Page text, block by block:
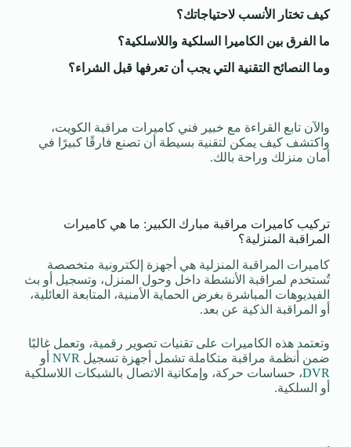
كيف تختار الأنسب لاحتياجاتك؟
ما الفرق بين الكاميرا السلكية واللاسلكية؟
وما النصائح التقنية التي يجب أن تعرفها قبل الشراء؟
والآن تابع القراءة مع خبير فني كاميرات مراقبة الكويت،
واكتشف كيف يمكن لتقنية بسيطة أن تصنع فارقًا كبيرًا في
أمان منزلك وراحة بالك.
تركيب كاميرات مراقبة مبارك الكبير: ما هي كاميرات
المراقبة المنزلية؟
كاميرات المراقبة المنزلية هي أجهزة إلكترونية متخصصة
تُستخدم لمراقبة الأنشطة داخل وحول المنزل، وتسجيل أو بث
الفيديوهات المباشرة بغرض الحماية الأمنية، المتابعة العائلية،
أو المراقبة الذكية عن بعد.
وتعتمد هذه الكاميرات على تقنيات تصوير رقمية، وتعمل غالبًا
ضمن أنظمة مراقبة متكاملة تشمل أجهزة تسجيل NVRأو
DVR، حساسات حركة، وإمكانية الاتصال بالشبكات اللاسلكية
أو السلكية.